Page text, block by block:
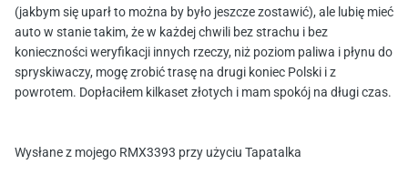
(jakbym się uparł to można by było jeszcze zostawić), ale lubię mieć
auto w stanie takim, że w każdej chwili bez strachu i bez
konieczności weryfikacji innych rzeczy, niż poziom paliwa i płynu do
spryskiwaczy, mogę zrobić trasę na drugi koniec Polski i z
powrotem. Dopłaciłem kilkaset złotych i mam spokój na długi czas.
Wysłane z mojego RMX3393 przy użyciu Tapatalka